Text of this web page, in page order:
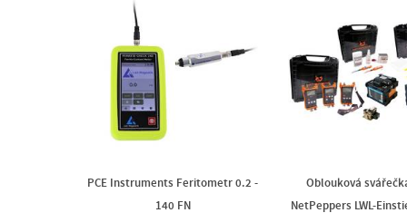
PCE Instruments Feritometr 0.2 -
140 FN
Oblouková
NetPeppers LWL-